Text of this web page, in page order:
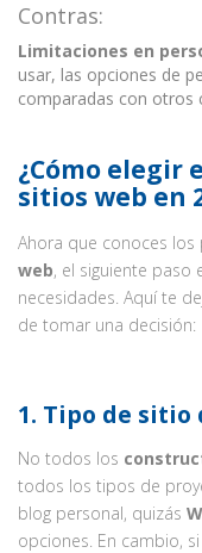
Contras:
Limitaciones en
usar, las opciones de
comparadas con otros
¿Cómo elegir
sitios web en
Ahora que conoces los
web, el siguiente paso
necesidades. Aquí te
de tomar una decisión:
1. Tipo de sitio
No todos los
todos los tipos de
blog personal, quizás
opciones. En cambio,